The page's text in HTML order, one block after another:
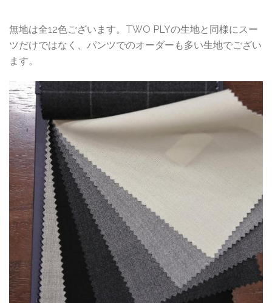
無地は全12色ございます。TWO PLYの生地と同様にスー
ツだけではなく、パンツでのオーダーも多い生地でござい
ます。